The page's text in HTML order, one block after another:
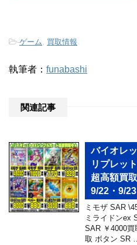
-ゲーム 買取情報
執筆者： funabashi
関連記事
バイオレ
リプレッ
超高額買
9/22・9/23
ミモザ SAR
ミライドンex
SAR ￥4000
取 ボタン SR …